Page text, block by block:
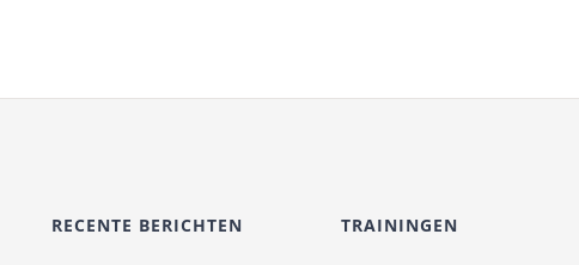
RECENTE BERICHTEN TRAININGEN